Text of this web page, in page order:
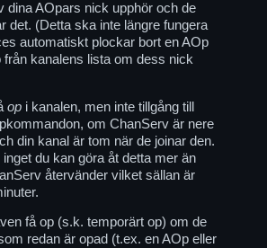
dina AOpars nick upphör och de
det. (Detta ska inte längre fungera
automatiskt plockar bort en AOp
från kanalens lista om dess nick
op i kanalen, men inte tillgång till
om ChanServ är nere
din kanal är tom när de joinar den.
du kan göra åt detta mer än
återvänder vilket sällan är
få op (s.k. temporärt op) om de
redan är opad (t.ex. en AOp eller